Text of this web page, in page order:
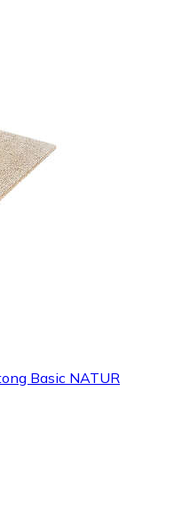
Basic NATUR